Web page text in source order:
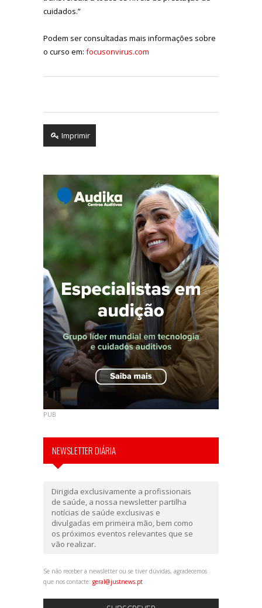
cuidados.”
Podem ser consultadas mais informações sobre
o curso em: focusonvirus.com
Imprimir
PUB
NEWSLETTER DIÁRIA
Dirigida exclusivamente a profissionais
de saúde, a nossa newsletter partilha
notícias de saúde exclusivas e
divulgadas em primeira mão, bem como
os próximos eventos relevantes que se
vão realizar.
Se não receber a newsletter ou se tiver dúvidas, agradecemos
que nos contacte: geral@justnews.pt